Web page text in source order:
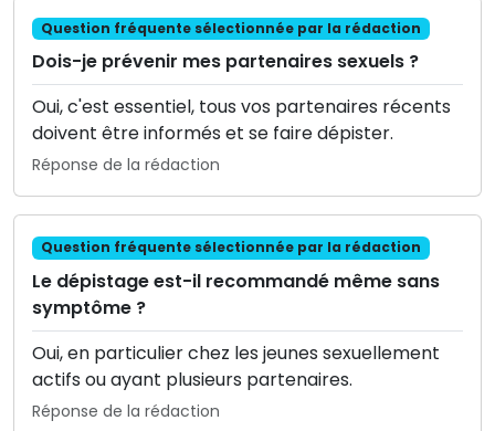
Question fréquente sélectionnée par la rédaction
Dois-je prévenir mes partenaires sexuels ?
Oui, c'est essentiel, tous vos partenaires récents
doivent être informés et se faire dépister.
Réponse de la rédaction
Question fréquente sélectionnée par la rédaction
Le dépistage est-il recommandé même sans
symptôme ?
Oui, en particulier chez les jeunes sexuellement
actifs ou ayant plusieurs partenaires.
Réponse de la rédaction